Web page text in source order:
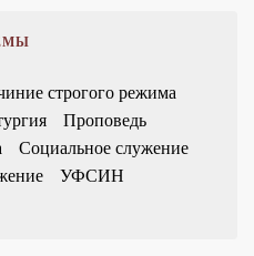
строгого режима
Проповедь
Социальное служение
УФСИН